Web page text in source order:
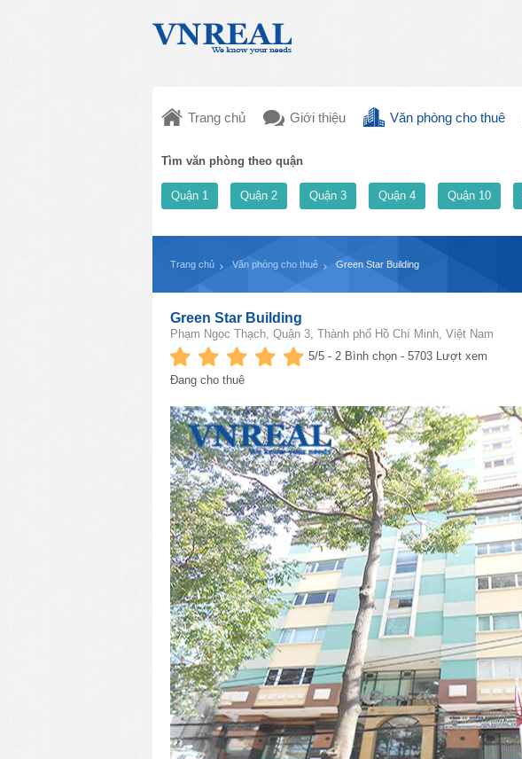
Trang chủ Giới thiệu Văn phòng cho thuê
Tìm văn phòng theo quận
Quận 1 Quận 2 Quận 3 Quận 4 Quận 10
Trang chủ Văn phòng cho thuê Green Star Building
Green Star Building
Phạm Ngọc Thạch, Quận 3, Thành phố Hồ Chí Minh, Việt Nam
5/5 - 2 Bình chọn - 5703 Lượt xem
Đang cho thuê